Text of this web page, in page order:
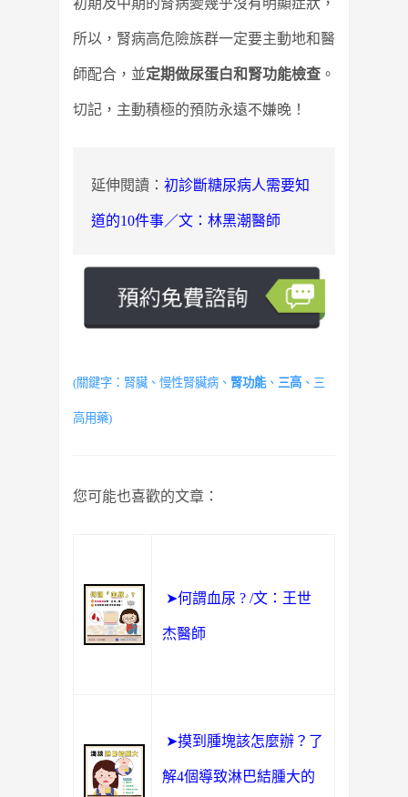
所以，腎病高危險族群一定要主動地和醫
師配合，並定期做尿蛋白和腎功能檢查 。
切記，主動積極的預防永遠不嫌晚！
延伸閱讀： 初診斷糖尿病人需要知
道的10件事／文：林黑潮醫師
(關鍵字：腎臟、慢性腎臟病、 腎功能 、 三高 、三
高用藥)
您可能也喜歡的文章：
➤何謂血尿 ? /文：王世
杰醫師
➤摸到腫塊該怎麼辦？了
解4個導致淋巴結腫大的